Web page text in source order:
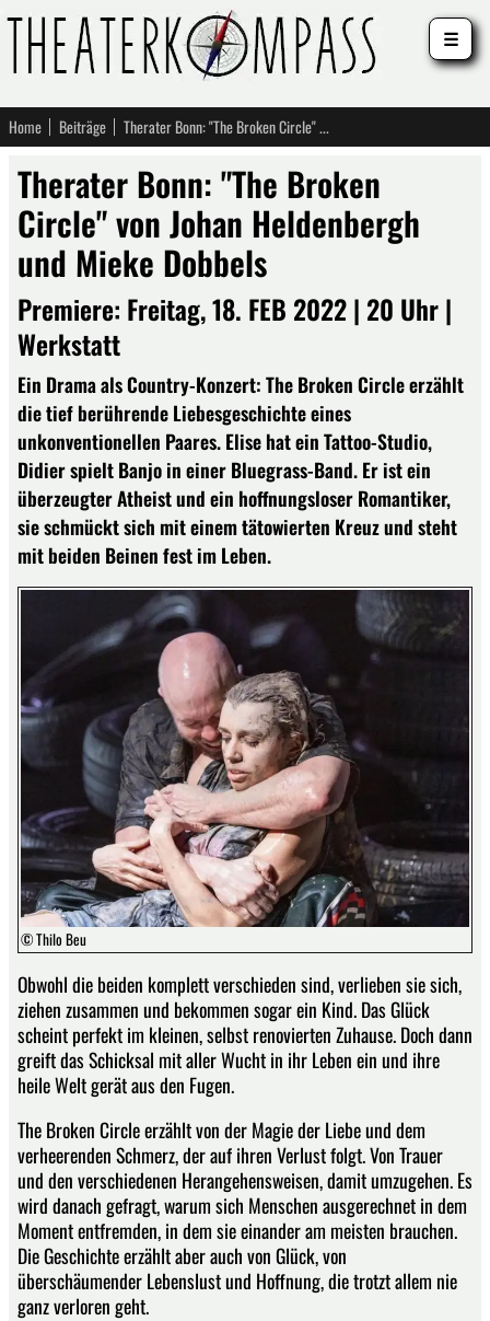
Home Beiträge Therater Bonn: "The Broken Circle" von Johan Heldenbergh und Mieke Dobbels
Therater Bonn: "The Broken
Circle" von Johan Heldenbergh
und Mieke Dobbels
Premiere: Freitag, 18. FEB 2022 | 20 Uhr |
Werkstatt
Ein Drama als Country-Konzert: The Broken Circle erzählt
die tief berührende Liebesgeschichte eines
unkonventionellen Paares. Elise hat ein Tattoo-Studio,
Didier spielt Banjo in einer Bluegrass-Band. Er ist ein
überzeugter Atheist und ein hoffnungsloser Romantiker,
sie schmückt sich mit einem tätowierten Kreuz und steht
mit beiden Beinen fest im Leben.
© Thilo Beu
Obwohl die beiden komplett verschieden sind, verlieben sie sich,
ziehen zusammen und bekommen sogar ein Kind. Das Glück
scheint perfekt im kleinen, selbst renovierten Zuhause. Doch dann
greift das Schicksal mit aller Wucht in ihr Leben ein und ihre
heile Welt gerät aus den Fugen.
The Broken Circle erzählt von der Magie der Liebe und dem
verheerenden Schmerz, der auf ihren Verlust folgt. Von Trauer
und den verschiedenen Herangehensweisen, damit umzugehen. Es
wird danach gefragt, warum sich Menschen ausgerechnet in dem
Moment entfremden, in dem sie einander am meisten brauchen.
Die Geschichte erzählt aber auch von Glück, von
überschäumender Lebenslust und Hoffnung, die trotzt allem nie
ganz verloren geht.
☰